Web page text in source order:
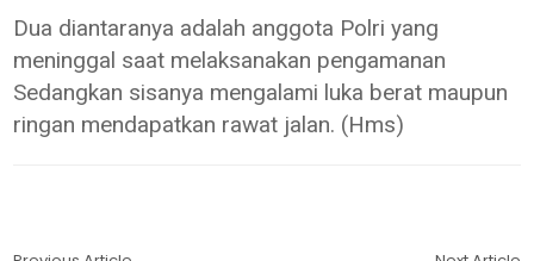
Dua diantaranya adalah anggota Polri yang
meninggal saat melaksanakan pengamanan
Sedangkan sisanya mengalami luka berat maupun
ringan mendapatkan rawat jalan. (Hms)